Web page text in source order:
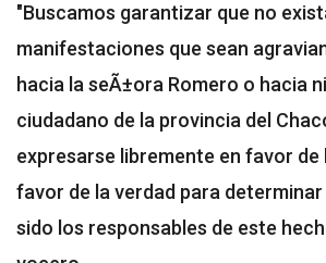
"Buscamos garantizar que no
manifestaciones que sean
hacia la seÃ±ora Romero o hacia
ciudadano de la provincia del
expresarse libremente en favor de
favor de la verdad para
sido los responsables de este